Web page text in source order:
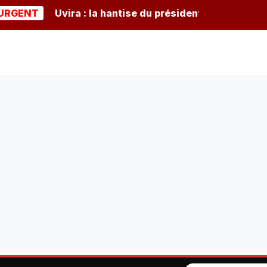
Uvira : la hantise du président burundais